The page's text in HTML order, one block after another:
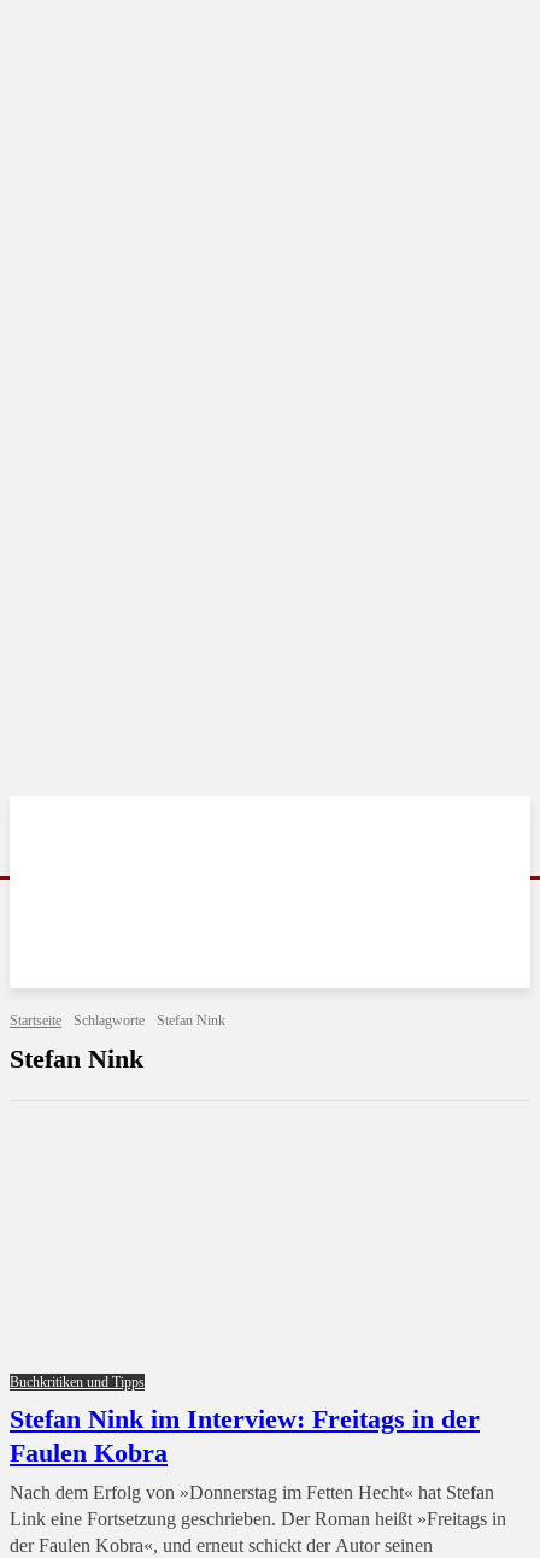
Startseite Schlagworte Stefan Nink
Stefan Nink
Buchkritiken und Tipps
Stefan Nink im Interview: Freitags in der
Faulen Kobra
Nach dem Erfolg von »Donnerstag im Fetten Hecht« hat Stefan
Link eine Fortsetzung geschrieben. Der Roman heißt »Freitags in
der Faulen Kobra«, und erneut schickt der Autor seinen